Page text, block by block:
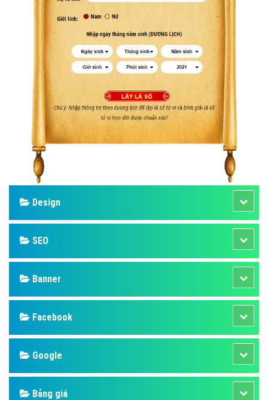
Design
SEO
Banner
Facebook
Google
Bảng giá